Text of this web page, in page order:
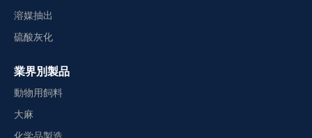
溶媒抽出
硫酸灰化
業界別製品
動物用飼料
大麻